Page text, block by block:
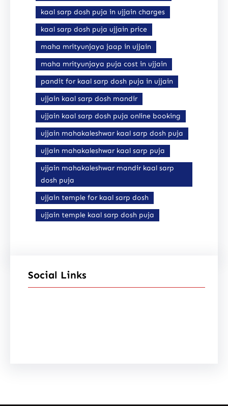
kaal sarp dosh puja in ujjain charges
kaal sarp dosh puja ujjain price
maha mrityunjaya jaap in ujjain
maha mrityunjaya puja cost in ujjain
pandit for kaal sarp dosh puja in ujjain
ujjain kaal sarp dosh mandir
ujjain kaal sarp dosh puja online booking
ujjain mahakaleshwar kaal sarp dosh puja
ujjain mahakaleshwar kaal sarp puja
ujjain mahakaleshwar mandir kaal sarp
dosh puja
ujjain temple for kaal sarp dosh
ujjain temple kaal sarp dosh puja
Social Links